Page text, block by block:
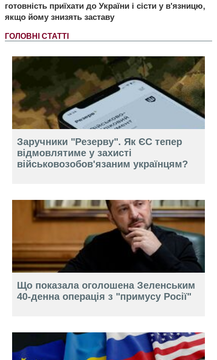
готовність приїхати до України і сісти у в'язницю,
якщо йому знизять заставу
ГОЛОВНІ СТАТТІ
Заручники "Резерву". Як ЄС тепер
відмовлятиме у захисті
військовозобов'язаним українцям?
Що показала оголошена Зеленським
40-денна операція з "примусу Росії"